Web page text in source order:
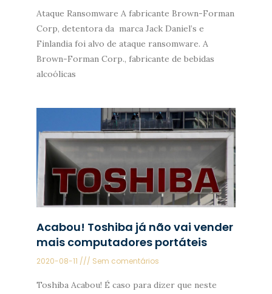
Ataque Ransomware A fabricante Brown-Forman
Corp, detentora da marca Jack Daniel’s e
Finlandia foi alvo de ataque ransomware. A
Brown-Forman Corp., fabricante de bebidas
alcoólicas
Acabou! Toshiba já não vai vender
mais computadores portáteis
2020-08-11 Sem comentários
Toshiba Acabou! É caso para dizer que neste